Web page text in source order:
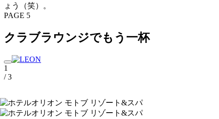
ょう（笑）。
PAGE 5
クラブラウンジでもう一杯
1
/ 3